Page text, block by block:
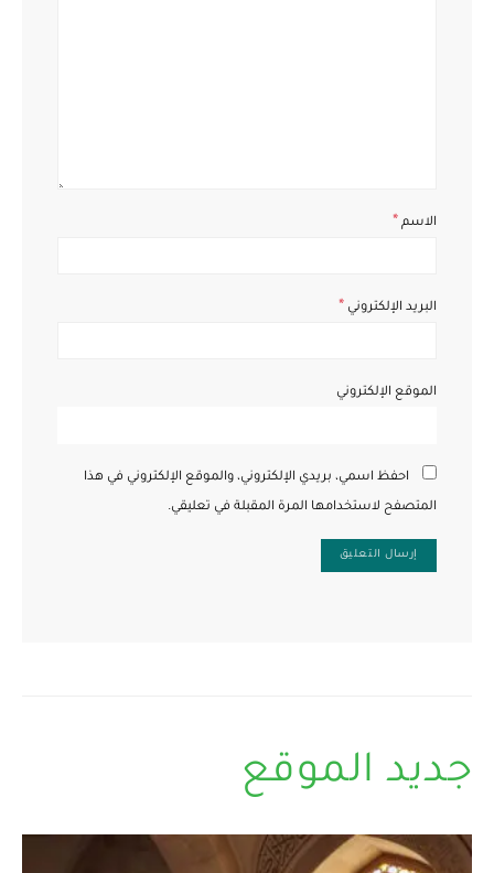
الاسم *
البريد الإلكتروني *
الموقع الإلكتروني
احفظ اسمي، بريدي الإلكتروني، والموقع الإلكتروني في هذا
المتصفح لاستخدامها المرة المقبلة في تعليقي.
جديد الموقع